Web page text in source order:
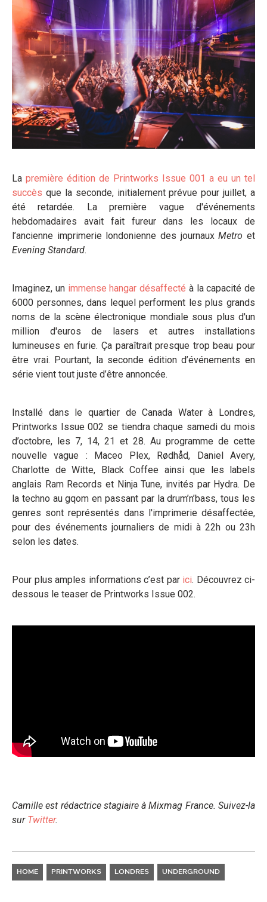
La première édition de Printworks Issue 001 a eu un tel
succès que la seconde, initialement prévue pour juillet, a
été retardée. La première vague d'événements
hebdomadaires avait fait fureur dans les locaux de
l’ancienne imprimerie londonienne des journauxMetro et
Evening Standard.
Imaginez, un immense hangar désaffecté à la capacité de
6000 personnes, dans lequel performent les plus grands
noms de la scène électronique mondiale sous plus d'un
million d'euros de lasers et autres installations
lumineuses en furie. Ça paraîtrait presque trop beau pour
être vrai. Pourtant, la seconde édition d’événements en
série vient tout juste d’être annoncée.
Installé dans le quartier de Canada Water à Londres,
Printworks Issue 002 se tiendra chaque samedi du mois
d’octobre, les 7, 14, 21 et 28. Au programme de cette
nouvelle vague : Maceo Plex, Rødhåd, Daniel Avery,
Charlotte de Witte, Black Coffee ainsi que les labels
anglais Ram Records et Ninja Tune, invités par Hydra. De
la techno au gqom en passant par la drum’n’bass, tous les
genres sont représentés dans l'imprimerie désaffectée,
pour des événements journaliers de midi à 22h ou 23h
selon les dates.
Pour plus amples informations c’est par ici. Découvrez ci-
dessous le teaser de Printworks Issue 002.
Camille est rédactrice stagiaire à Mixmag France. Suivez-la
sur Twitter.
HOME PRINTWORKS LONDRES UNDERGROUND